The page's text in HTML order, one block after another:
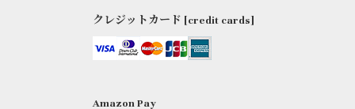
クレジットカード [credit cards]
Amazon Pay